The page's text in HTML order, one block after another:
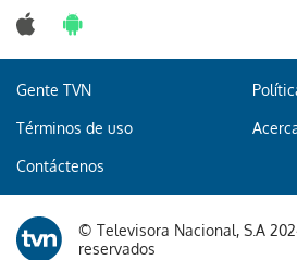
Gente TVN
Términos de uso
Contáctenos
© Televisora Nacional, S.A
reservados